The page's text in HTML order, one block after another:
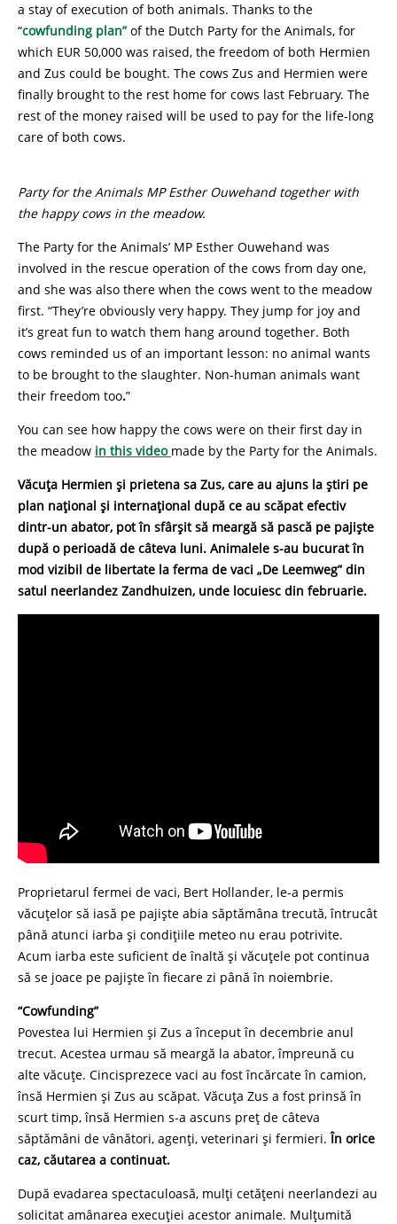
a stay of execution of both animals. Thanks to the
“cowfunding plan”of the Dutch Party for the Animals, for
which EUR 50,000 was raised, the freedom of both Hermien
and Zus could be bought. The cows Zus and Hermien were
finally brought to the rest home for cows last February. The
rest of the money raised will be used to pay for the life-long
care of both cows.
Party for the Animals MP Esther Ouwehand together with
the happy cows in the meadow.
The Party for the Animals’ MP Esther Ouwehand was
involved in the rescue operation of the cows from day one,
and she was also there when the cows went to the meadow
first. “They’re obviously very happy. They jump for joy and
it’s great fun to watch them hang around together. Both
cows reminded us of an important lesson: no animal wants
to be brought to the slaughter. Non-human animals want
their freedom too.”
You can see how happy the cows were on their first day in
the meadow in this video made by the Party for the Animals.
Văcuța Hermien și prietena sa Zus, care au ajuns la știri pe
plan național și internațional după ce au scăpat efectiv
dintr-un abator, pot în sfârșit să meargă să pască pe pajiște
după o perioadă de câteva luni. Animalele s-au bucurat în
mod vizibil de libertate la ferma de vaci „De Leemweg” din
satul neerlandez Zandhuizen, unde locuiesc din februarie.
Proprietarul fermei de vaci, Bert Hollander, le-a permis
văcuțelor să iasă pe pajiște abia săptămâna trecută, întrucât
până atunci iarba și condițiile meteo nu erau potrivite.
Acum iarba este suficient de înaltă și văcuțele pot continua
să se joace pe pajiște în fiecare zi până în noiembrie.
“Cowfunding”
Povestea lui Hermien și Zus a început în decembrie anul
trecut. Acestea urmau să meargă la abator, împreună cu
alte văcuțe. Cincisprezece vaci au fost încărcate în camion,
însă Hermien și Zus au scăpat. Văcuța Zus a fost prinsă în
scurt timp, însă Hermien s-a ascuns preț de câteva
săptămâni de vânători, agenți, veterinari și fermieri. În orice
caz, căutarea a continuat.
După evadarea spectaculoasă, mulți cetățeni neerlandezi au
solicitat amânarea execuției acestor animale. Mulțumită